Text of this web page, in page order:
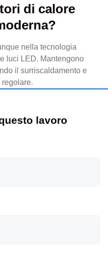
di calore
nella tecnologia
luci LED. Mantengono
il surriscaldamento e
lavoro